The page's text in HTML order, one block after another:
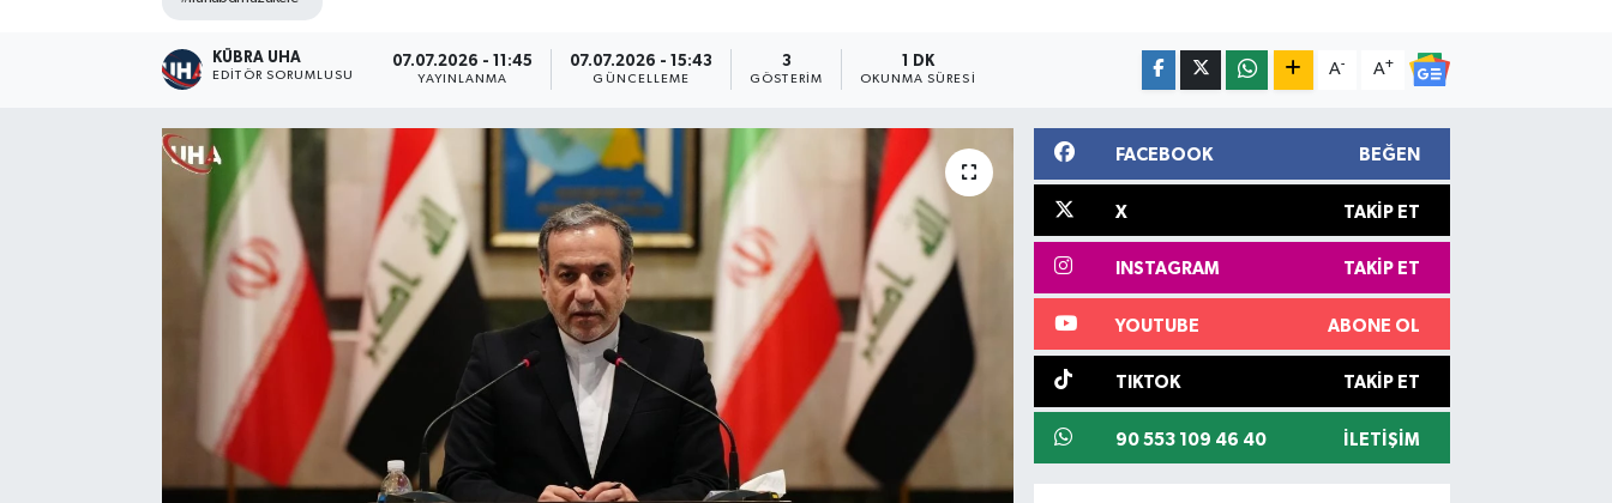
KÜBRA UHA
EDİTÖR SORUMLUSU
07.07.2026 - 11:45
YAYINLANMA
07.07.2026 - 15:43
GÜNCELLEME
3
GÖSTERIM
1 DK
OKUNMA SÜRESI
A- A+
FACEBOOK BEĞEN
X TAKIP ET
INSTAGRAM TAKIP ET
YOUTUBE ABONE OL
TIKTOK TAKIP ET
90 553 109 46 40 İLETIŞIM